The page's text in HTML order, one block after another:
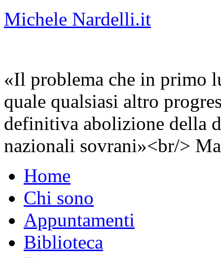
Michele Nardelli.it
«Il problema che in primo
quale qualsiasi altro
definitiva abolizione della
nazionali sovrani»<br/>
Home
Chi sono
Appuntamenti
Biblioteca